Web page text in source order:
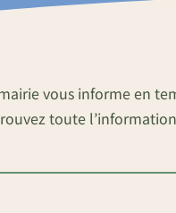
vous informe en
toute